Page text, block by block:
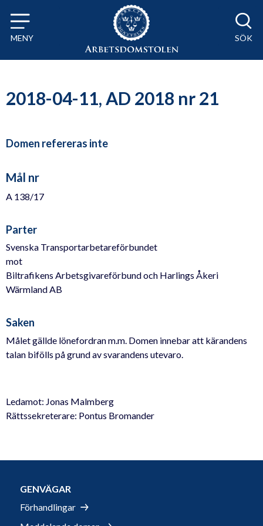
Till innehåll på sidan x
MENY SÖK
2018-04-11, AD 2018 nr 21
Domen refereras inte
Mål nr
A 138/17
Parter
Svenska Transportarbetareförbundet
mot
Biltrafikens Arbetsgivareförbund och Harlings Åkeri
Wärmland AB
Saken
Målet gällde lönefordran m.m. Domen innebar att kärandens
talan bifölls på grund av svarandens utevaro.
Ledamot: Jonas Malmberg
Rättssekreterare: Pontus Bromander
GENVÄGAR
Förhandlingar